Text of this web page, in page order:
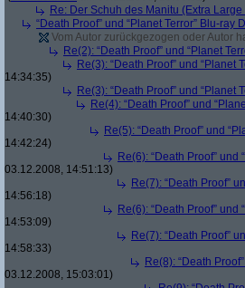
Re: Der Schuh des Manitu (Extra
“Death Proof” und “Planet Terror” Blu-ray
Vom Autor zurückgezogen oder Autor
Re(2): “Death Proof” und “Planet
Re(3): “Death Proof” und
14:34:35)
Re(3): “Death Proof” und
Re(4): “Death Proof” und
14:40:30)
Re(5): “Death Proof” und
14:42:24)
Re(6): “Death Proof”
03.12.2008, 14:51:13)
Re(7): “Death Proof”
14:56:18)
Re(6): “Death Proof”
14:53:09)
Re(7): “Death Proof”
14:58:33)
Re(8): “Death
03.12.2008, 15:03:01)